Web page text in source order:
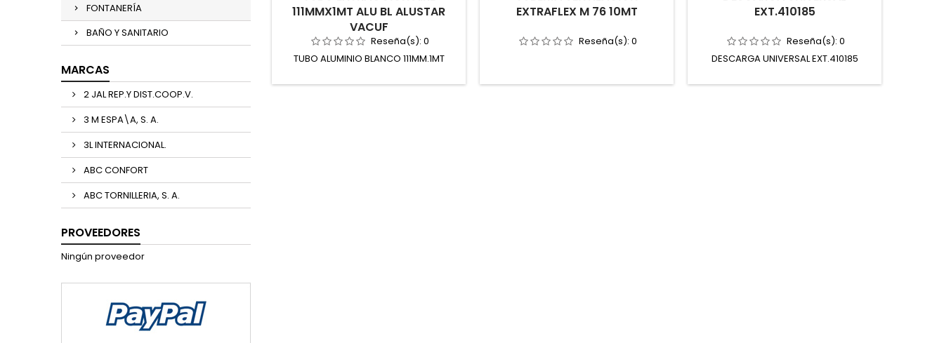
FONTANERÍA
BAÑO Y SANITARIO
MARCAS
2 JAL REP.Y DIST.COOP.V.
3 M ESPA\A, S. A.
3L INTERNACIONAL.
ABC CONFORT
ABC TORNILLERIA, S. A.
PROVEEDORES
Ningún proveedor
111MMX1MT ALU BL ALUSTAR
VACUF
Reseña(s): 0
TUBO ALUMINIO BLANCO 111MM.1MT
EXTRAFLEX M 76 10MT
Reseña(s): 0
EXT.410185
Reseña(s): 0
DESCARGA UNIVERSAL EXT.410185